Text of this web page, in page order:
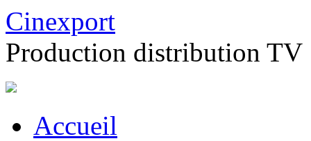
Cinexport
Production distribution TV
Accueil